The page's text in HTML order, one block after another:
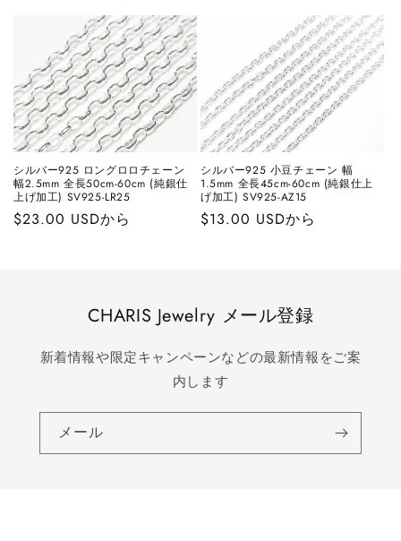
シルバー925 ロングロロチェーン
幅2.5mm 全長50cm-60cm (純銀仕
上げ加工) SV925-LR25
通
$23.00 USDから
シルバー925 小豆チェーン 幅
1.5mm 全長45cm-60cm (純銀仕上
げ加工) SV925-AZ15
通
$13.00 USDから
CHARIS Jewelry メール登録
新着情報や限定キャンペーンなどの最新情報をご案
内します
メール